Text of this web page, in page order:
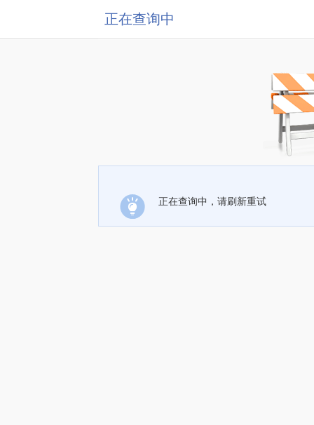
正在查询中
正在查询中，请刷新重试